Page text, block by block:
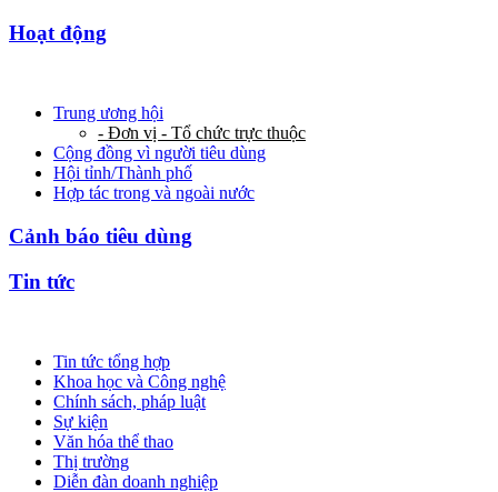
Hoạt động
Trung ương hội
- Đơn vị - Tổ chức trực thuộc
Cộng đồng vì người tiêu dùng
Hội tỉnh/Thành phố
Hợp tác trong và ngoài nước
Cảnh báo tiêu dùng
Tin tức
Tin tức tổng hợp
Khoa học và Công nghệ
Chính sách, pháp luật
Sự kiện
Văn hóa thể thao
Thị trường
Diễn đàn doanh nghiệp